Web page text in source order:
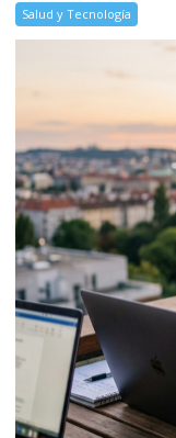
Salud y Tecnología